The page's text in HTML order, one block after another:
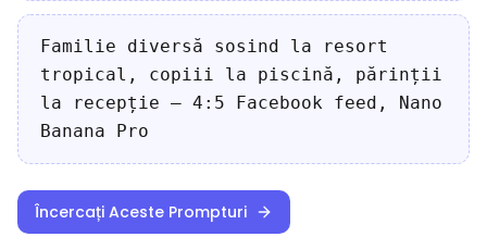
Familie diversă sosind la resort
tropical, copiii la piscină, părinții
la recepție — 4:5 Facebook feed, Nano
Banana Pro
Încercați Aceste Prompturi